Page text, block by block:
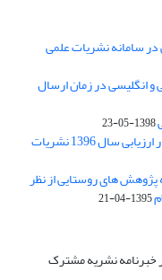
سامانه نشریات علمی
انگلیسی در زمان ارسال
1398-05-23
کسب رتبه A فصلنامه پژوهش های روستایی در ارزیابی سال 1396 نشریات
های روستایی از نظر
1395-04-21
خبرنامه نشریه مشترک